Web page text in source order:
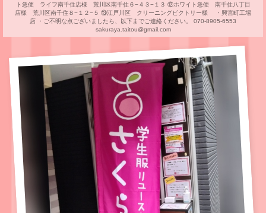
ト急便 ライフ南千住店様 荒川区南千住６−４３−１３ ⑫ホワイト急便 南千住八丁目
店様 荒川区南千住８−１２−５ ⑬江戸川区 クリーニングビクトリー様 ・興宮町工場
店 ・ご不明な点ございましたら、以下までご連絡ください。 070-8905-6553
sakuraya.taitou@gmail.com